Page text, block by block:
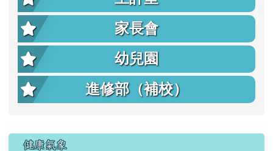
家長會
幼兒園
進修部（補校）
右邊區域內容
健康氣象